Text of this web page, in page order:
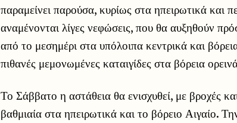
παραμείνει παρούσα, κυρίως στα ηπειρωτικά και
αναμένονται λίγες νεφώσεις, που θα αυξηθούν
από το μεσημέρι στα υπόλοιπα κεντρικά και
πιθανές μεμονωμένες καταιγίδες στα βόρεια
Το Σάββατο η αστάθεια θα ενισχυθεί, με βροχές
βαθμιαία στα ηπειρωτικά και το βόρειο Αιγαίο.